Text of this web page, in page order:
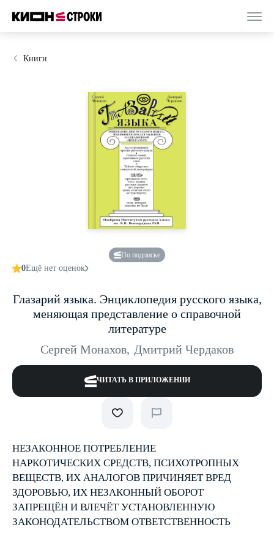
Книги
По подписке
0Ещё нет оценок
Глазарий языка. Энциклопедия русского языка,
меняющая представление о справочной
литературе
Сергей Монахов, Дмитрий Чердаков
ЧИТАТЬ В ПРИЛОЖЕНИИ
НЕЗАКОННОЕ ПОТРЕБЛЕНИЕ
НАРКОТИЧЕСКИХ СРЕДСТВ, ПСИХОТРОПНЫХ
ВЕЩЕСТВ, ИХ АНАЛОГОВ ПРИЧИНЯЕТ ВРЕД
ЗДОРОВЬЮ, ИХ НЕЗАКОННЫЙ ОБОРОТ
ЗАПРЕЩЁН И ВЛЕЧЁТ УСТАНОВЛЕННУЮ
ЗАКОНОДАТЕЛЬСТВОМ ОТВЕТСТВЕННОСТЬ